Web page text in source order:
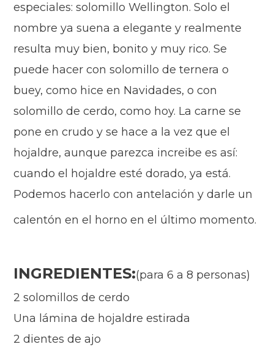
especiales: solomillo Wellington. Solo el
nombre ya suena a elegante y realmente
resulta muy bien, bonito y muy rico. Se
puede hacer con solomillo de ternera o
buey, como hice en Navidades, o con
solomillo de cerdo, como hoy. La carne se
pone en crudo y se hace a la vez que el
hojaldre, aunque parezca increibe es así:
cuando el hojaldre esté dorado, ya está.
Podemos hacerlo con antelación y darle un
calentón en el horno en el último momento.
INGREDIENTES:(para 6 a 8 personas)
2 solomillos de cerdo
Una lámina de hojaldre estirada
2 dientes de ajo